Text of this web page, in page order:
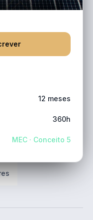
12 meses
360h
MEC · Conceito 5